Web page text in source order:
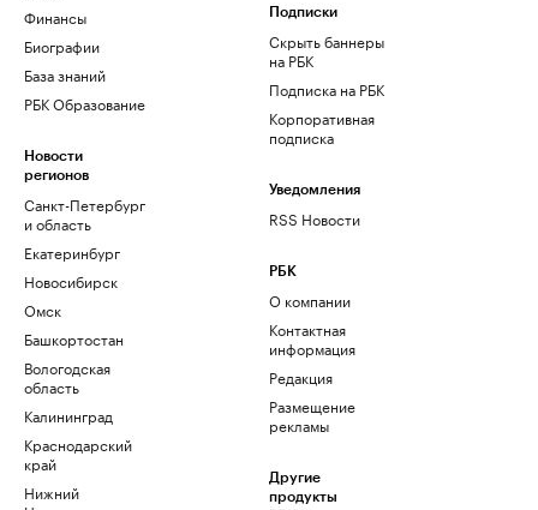
Финансы
Биографии
База знаний
РБК Образование
Новости
регионов
Санкт-Петербург
и область
Екатеринбург
Новосибирск
Омск
Башкортостан
Вологодская
область
Калининград
Краснодарский
край
Нижний
Подписки
Скрыть баннеры
на РБК
Подписка на РБК
Корпоративная
подписка
Уведомления
RSS Новости
РБК
О компании
Контактная
информация
Редакция
Размещение
рекламы
Другие
продукты